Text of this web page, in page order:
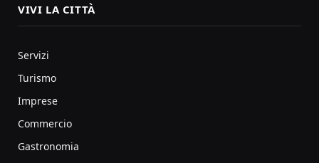
VIVI LA CITTÀ
Servizi
Turismo
Imprese
Commercio
Gastronomia